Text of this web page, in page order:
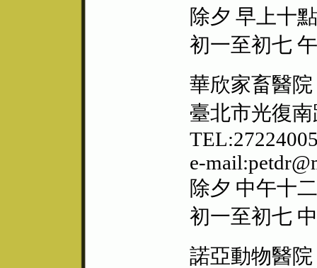
除夕 早上十
初一至初七
華欣家畜醫院
臺北市光復
e-
除夕 中午十
初一至初七
諾亞動物醫院